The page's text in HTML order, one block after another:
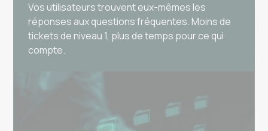
Vos utilisateurs trouvent eux-mêmes les
réponses aux questions fréquentes. Moins de
tickets de niveau 1, plus de temps pour ce qui
compte.